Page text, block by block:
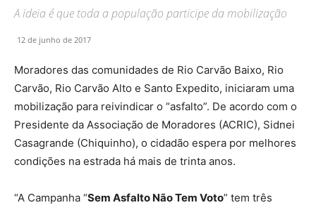
A ideia é que toda a população participe da mobilização
12 de junho de 2017
Moradores das comunidades de Rio Carvão Baixo, Rio
Carvão, Rio Carvão Alto e Santo Expedito, iniciaram uma
mobilização para reivindicar o “asfalto”. De acordo com o
Presidente da Associação de Moradores (ACRIC), Sidnei
Casagrande (Chiquinho), o cidadão espera por melhores
condições na estrada há mais de trinta anos.
“A Campanha “Sem Asfalto Não Tem Voto” tem três